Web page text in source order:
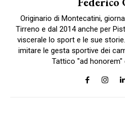
Originario di Montecatini,
Tirreno e dal 2014 anche per
viscerale lo sport e le sue
imitare le gesta sportive dei
Tattico "ad honorem"